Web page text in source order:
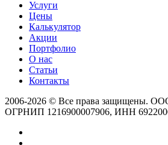
Услуги
Цены
Калькулятор
Акции
Портфолио
О нас
Статьи
Контакты
2006-2026 © Все права защищены.
ОГРНИП 1216900007906, ИНН